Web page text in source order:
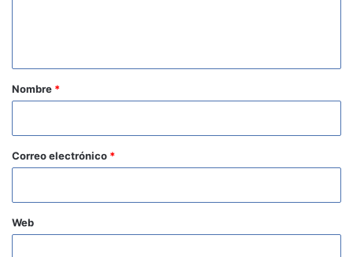
r
*
Nombre *
Correo electrónico *
Web